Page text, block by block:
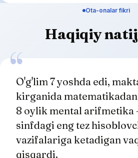
Ota-onalar fikri
Haqiqiy
O'g'lim 7 yoshda edi,
kirganida
8 oylik mental arifmetika
sinfdagi eng tez
vazifalariga ketadigan
qisqardi.